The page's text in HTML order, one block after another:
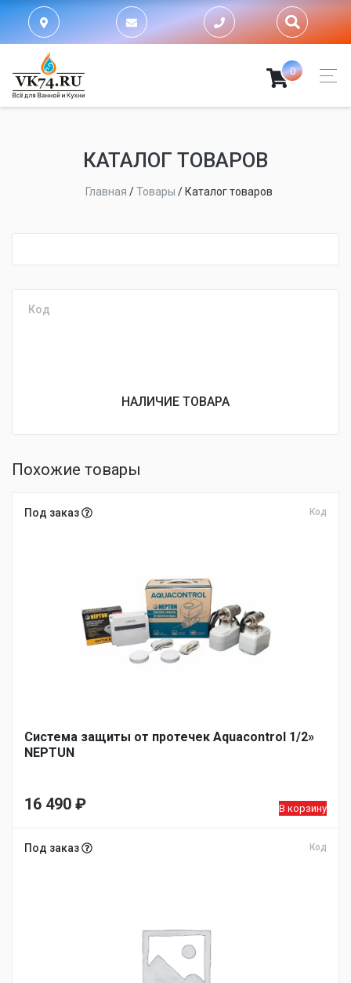
0
КАТАЛОГ ТОВАРОВ
Главная /Товары / Каталог товаров
Код
НАЛИЧИЕ ТОВАРА
Похожие товары
Под заказ Код
Система защиты от протечек Aquacontrol 1/2»
NEPTUN
16 490 ₽ В корзину
Под заказ Код